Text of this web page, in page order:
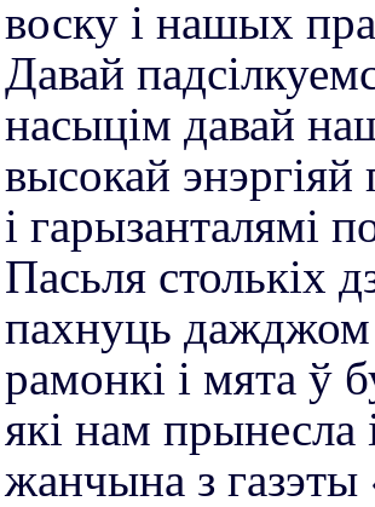
воску і нашых
Давай
насыцім давай
высокай
і гарызанталямі
Пасьля столькіх
пахнуць
рамонкі і мята ў
які нам прынесла
жанчына з